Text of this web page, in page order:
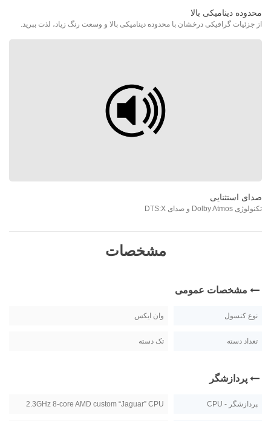
محدوده دینامیکی بالا
از جزئیات گرافیکی درخشان با محدوده دینامیکی بالا و وسعت رنگ زیاد، لذت ببرید.
صدای استثنایی
تکنولوژی Dolby Atmos و صدای DTS:X
مشخصات
مشخصات عمومی
نوع کنسول وان ایکس
تعداد دسته تک دسته
پردازشگر
پردازشگر - CPU 2.3GHz 8-core AMD custom “Jaguar” CPU